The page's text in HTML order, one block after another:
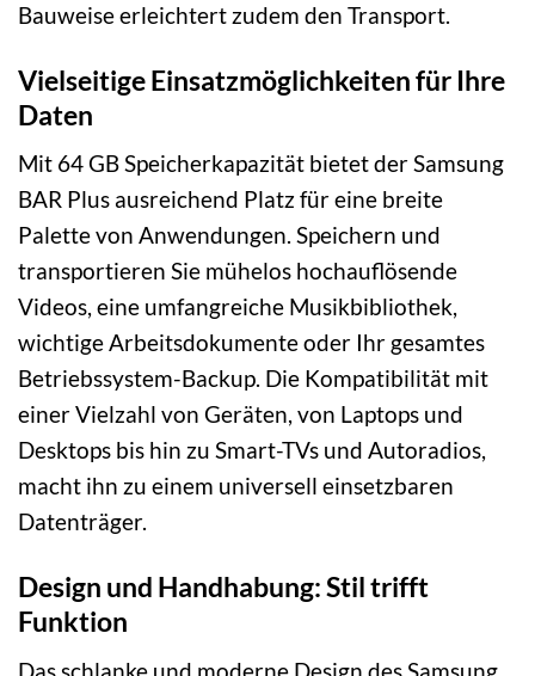
Bauweise erleichtert zudem den Transport.
Vielseitige Einsatzmöglichkeiten für Ihre
Daten
Mit 64 GB Speicherkapazität bietet der Samsung
BAR Plus ausreichend Platz für eine breite
Palette von Anwendungen. Speichern und
transportieren Sie mühelos hochauflösende
Videos, eine umfangreiche Musikbibliothek,
wichtige Arbeitsdokumente oder Ihr gesamtes
Betriebssystem-Backup. Die Kompatibilität mit
einer Vielzahl von Geräten, von Laptops und
Desktops bis hin zu Smart-TVs und Autoradios,
macht ihn zu einem universell einsetzbaren
Datenträger.
Design und Handhabung: Stil trifft
Funktion